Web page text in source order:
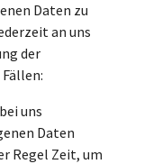
Daten zu
an uns
der
uns
Daten
Regel Zeit, um